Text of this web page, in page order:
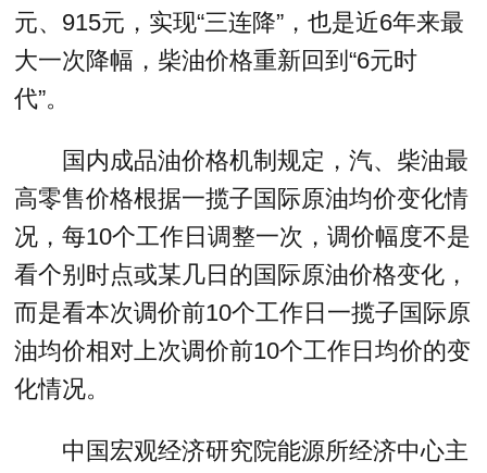
元、915元，实现“三连降”，也是近6年来最
大一次降幅，柴油价格重新回到“6元时
代”。
国内成品油价格机制规定，汽、柴油最
高零售价格根据一揽子国际原油均价变化情
况，每10个工作日调整一次，调价幅度不是
看个别时点或某几日的国际原油价格变化，
而是看本次调价前10个工作日一揽子国际原
油均价相对上次调价前10个工作日均价的变
化情况。
中国宏观经济研究院能源所经济中心主